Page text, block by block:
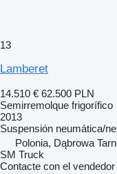
13
Lamberet
14.510 € 62.500 PLN
Semirremolque frigorífico
2013
Suspensión neumática/
Polonia, Dąbrowa
SM Truck
Contacte con el vendedor